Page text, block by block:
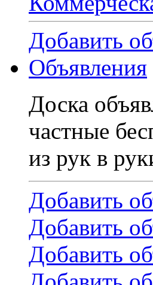
Добавить
Объявления
Доска
частные
из рук в
Добавить
Добавить
Добавить